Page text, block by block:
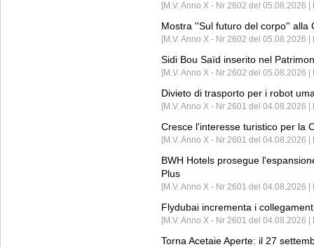
[M.V. Anno X - Nr 2602 del 05.08.2026 |
Mostra ''Sul futuro del corpo'' alla
[M.V. Anno X - Nr 2602 del 05.08.2026
Sidi Bou Saïd inserito nel
[M.V. Anno X - Nr 2602 del 05.08.2026
Divieto di trasporto per i robot
[M.V. Anno X - Nr 2601 del 04.08.2026
Cresce l'interesse turistico per la
[M.V. Anno X - Nr 2601 del 04.08.2026 |
BWH Hotels prosegue
Plus
[M.V. Anno X - Nr 2601 del 04.08.2026 |
Flydubai incrementa i
[M.V. Anno X - Nr 2601 del 04.08.2026 |
Torna Acetaie Aperte: il 27